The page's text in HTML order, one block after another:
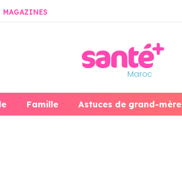
MAGAZINES
Famille Astuces de grand-mère